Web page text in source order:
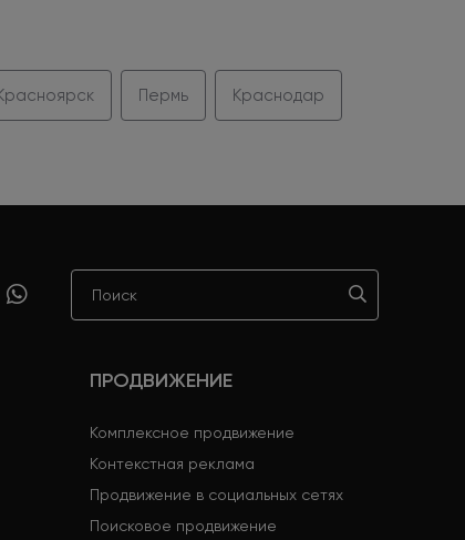
Пермь Краснодар
ПРОДВИЖЕНИЕ
Комплексное продвижение
Контекстная реклама
Продвижение в социальных сетях
Поисковое продвижение